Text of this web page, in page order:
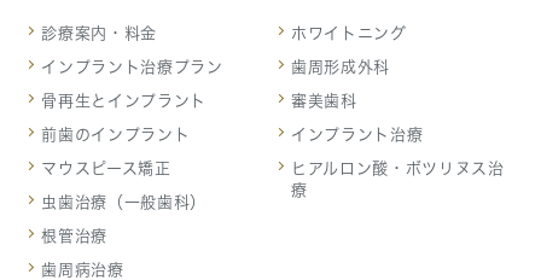
診療案内・料金
インプラント治療プラン
骨再生とインプラント
前歯のインプラント
マウスピース矯正
虫歯治療（一般歯科）
根管治療
歯周病治療
ホワイトニング
歯周形成外科
審美歯科
インプラント治療
ヒアルロン酸・ボツリヌス治
療